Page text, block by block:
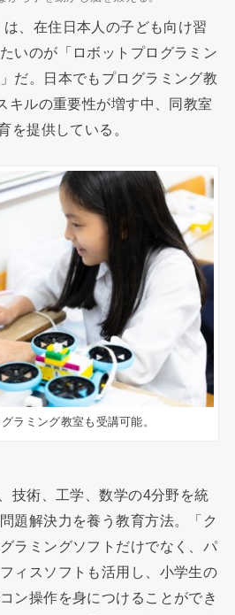
、在住日本人の子ども向け習
いのが「ロボットプログラミン
だ。日本でもプログラミング教
キルの重要性が増す中、同教室
を提供している。
ラミング教室も受講可能。
技術、工学、数学の4分野を統
題解決力を養う教育方法。「ク
ラミングソフトだけでなく、パ
ィスソフトも活用し、小学生の
ン操作を身につけることができ